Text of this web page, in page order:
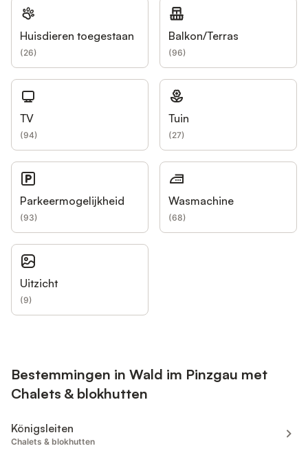
Huisdieren toegestaan
(26)
Balkon/Terras
(96)
TV
(94)
Tuin
(27)
Parkeermogelijkheid
(93)
Wasmachine
(68)
Uitzicht
(9)
Bestemmingen in Wald im Pinzgau met
Chalets & blokhutten
Königsleiten
Chalets & blokhutten